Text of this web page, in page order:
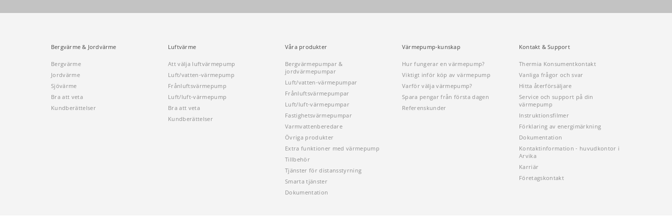
Bergvärme & Jordvärme
Bergvärme
Jordvärme
Sjövärme
Bra att veta
Kundberättelser
Luftvärme
Att välja luftvärmepump
Luft/vatten-värmepump
Frånluftsvärmepump
Luft/luft-värmepump
Bra att veta
Kundberättelser
Våra produkter
Bergvärmepumpar &
jordvärmepumpar
Luft/vatten-värmepumpar
Frånluftsvärmepumpar
Luft/luft-värmepumpar
Fastighetsvärmepumpar
Varmvattenberedare
Övriga produkter
Extra funktioner med värmepump
Tillbehör
Tjänster för distansstyrning
Smarta tjänster
Dokumentation
Värmepump-kunskap
Hur fungerar en värmepump?
Viktigt inför köp av värmepump
Varför välja värmepump?
Spara pengar från första dagen
Referenskunder
Kontakt & Support
Thermia Konsumentkontakt
Vanliga frågor och svar
Hitta återförsäljare
Service och support på din
värmepump
Instruktionsfilmer
Förklaring av energimärkning
Dokumentation
Kontaktinformation - huvudkontor i
Arvika
Karriär
Företagskontakt